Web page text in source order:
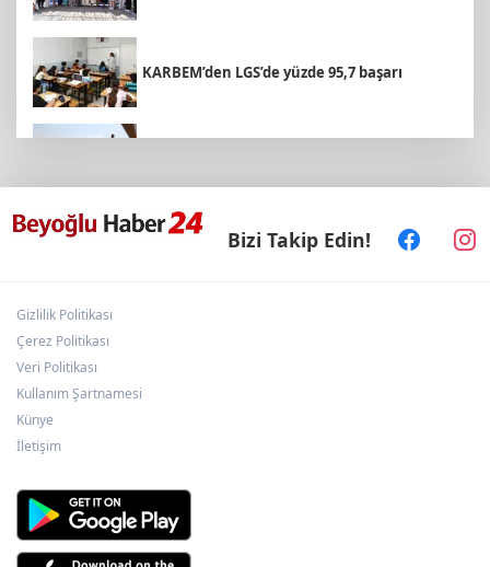
KARBEM’den LGS’de yüzde 95,7 başarı
ATA Çiftliği’nde karabuğday hasadı başladı
Bizi Takip Edin!
Gizlilik Politikası
Çerez Politikası
Veri Politikası
Kullanım Şartnamesi
Künye
İletişim